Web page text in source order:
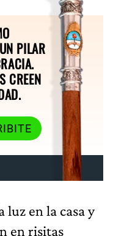
PILAR
CREEN
luz en la casa y
en risitas